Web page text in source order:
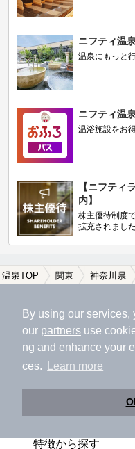
By using our services,
our partners use
ng and enhance your
ces.
Learn more
ニフティ温
温泉にもっと
ニフティ温
温浴施設をお
【ニフティ
内】
株主優待制度
拡充されました
温泉TOP 関東 神奈川県
エリアから探す
特徴から探す